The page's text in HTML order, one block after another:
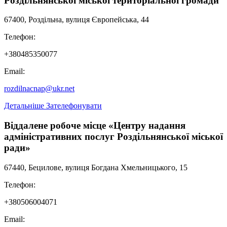
67400, Роздільна, вулиця Європейська, 44
Телефон:
+380485350077
Email:
rozdilnacnap@ukr.net
Детальніше Зателефонувати
Віддалене робоче місце «Центру надання
адміністративних послуг Роздільнянської міської
ради»
67440, Бецилове, вулиця Богдана Хмельницького, 15
Телефон:
+380506004071
Email: